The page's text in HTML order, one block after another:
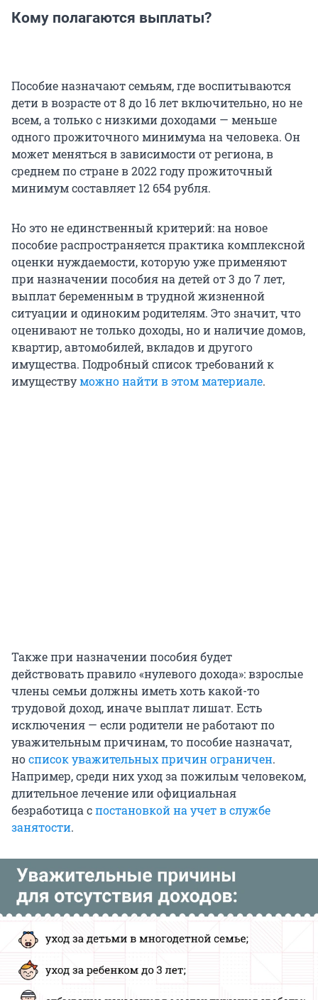
Кому полагаются выплаты?
Пособие назначают семьям, где воспитываются
дети в возрасте от 8 до 16 лет включительно, но не
всем, а только с низкими доходами — меньше
одного прожиточного минимума на человека. Он
может меняться в зависимости от региона, в
среднем по стране в 2022 году прожиточный
минимум составляет 12 654 рубля.
Но это не единственный критерий: на новое
пособие распространяется практика комплексной
оценки нуждаемости, которую уже применяют
при назначении пособия на детей от 3 до 7 лет,
выплат беременным в трудной жизненной
ситуации и одиноким родителям. Это значит, что
оценивают не только доходы, но и наличие домов,
квартир, автомобилей, вкладов и другого
имущества. Подробный список требований к
имуществуможно найти в этом материале.
Также при назначении пособия будет
действовать правило «нулевого дохода»: взрослые
члены семьи должны иметь хоть какой-то
трудовой доход, иначе выплат лишат. Есть
исключения — если родители не работают по
уважительным причинам, то пособие назначат,
носписок уважительных причин ограничен.
Например, среди них уход за пожилым человеком,
длительное лечение или официальная
безработица спостановкой на учет в службе
занятости.